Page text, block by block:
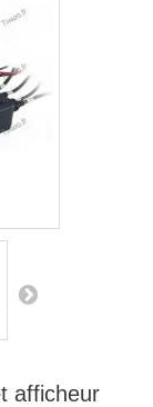
afficheur